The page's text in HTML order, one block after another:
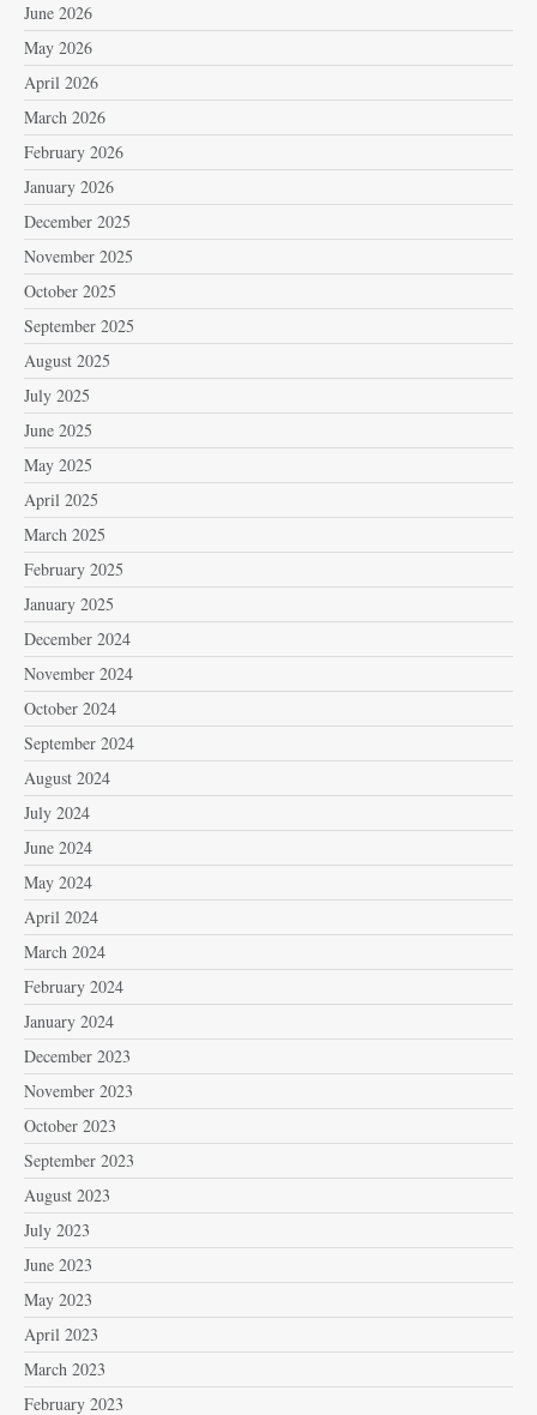
June 2026
May 2026
April 2026
March 2026
February 2026
January 2026
December 2025
November 2025
October 2025
September 2025
August 2025
July 2025
June 2025
May 2025
April 2025
March 2025
February 2025
January 2025
December 2024
November 2024
October 2024
September 2024
August 2024
July 2024
June 2024
May 2024
April 2024
March 2024
February 2024
January 2024
December 2023
November 2023
October 2023
September 2023
August 2023
July 2023
June 2023
May 2023
April 2023
March 2023
February 2023